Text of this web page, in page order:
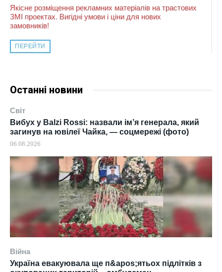
Якісне розміщення рекламних матеріалів на трастових
ЗМІ проектах. Вигідні умови і ціни для нових
замовників!
ПЕРЕЙТИ
Останні новини
Світ
Вибух у Balzi Rossi: назвали ім’я генерала, який
загинув на ювілеї Чайка, — соцмережі (фото)
06.08.2026
Війна
Україна евакуювала ще п&apos;ятьох підлітків з